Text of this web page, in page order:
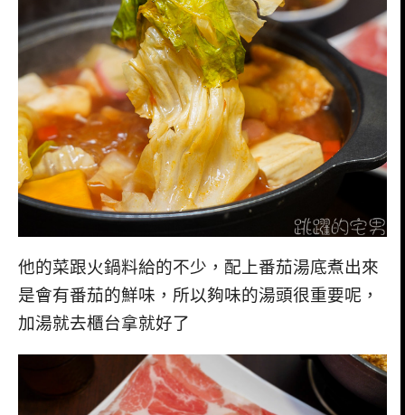
他的菜跟火鍋料給的不少，配上番茄湯底煮出來
是會有番茄的鮮味，所以夠味的湯頭很重要呢，
加湯就去櫃台拿就好了